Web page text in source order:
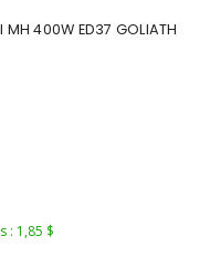
MH 400W ED37 GOLIATH
: 1,85 $